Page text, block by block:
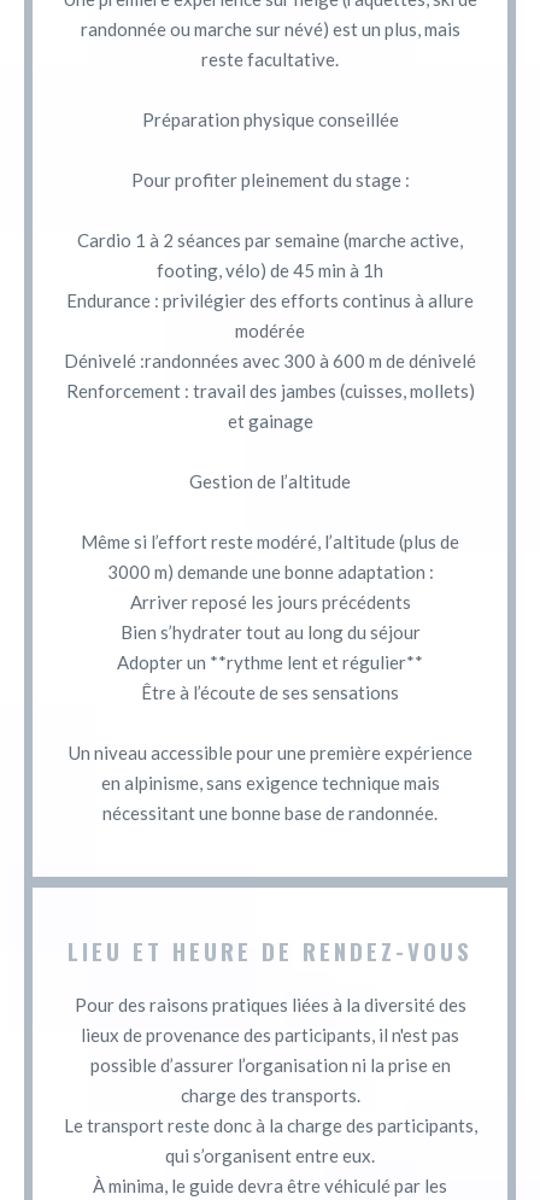
randonnée ou marche sur névé) est un plus, mais
reste facultative.
Préparation physique conseillée
Pour profiter pleinement du stage :
Cardio 1 à 2 séances par semaine (marche active,
footing, vélo) de 45 min à 1h
Endurance : privilégier des efforts continus à allure
modérée
Dénivelé :randonnées avec 300 à 600 m de dénivelé
Renforcement : travail des jambes (cuisses, mollets)
et gainage
Gestion de l’altitude
Même si l’effort reste modéré, l’altitude (plus de
3000 m) demande une bonne adaptation :
Arriver reposé les jours précédents
Bien s’hydrater tout au long du séjour
Adopter un **rythme lent et régulier**
Être à l’écoute de ses sensations
Un niveau accessible pour une première expérience
en alpinisme, sans exigence technique mais
nécessitant une bonne base de randonnée.
LIEU ET HEURE DE RENDEZ-VOUS
Pour des raisons pratiques liées à la diversité des
lieux de provenance des participants, il n'est pas
possible d’assurer l’organisation ni la prise en
charge des transports.
Le transport reste donc à la charge des participants,
qui s’organisent entre eux.
À minima, le guide devra être véhiculé par les